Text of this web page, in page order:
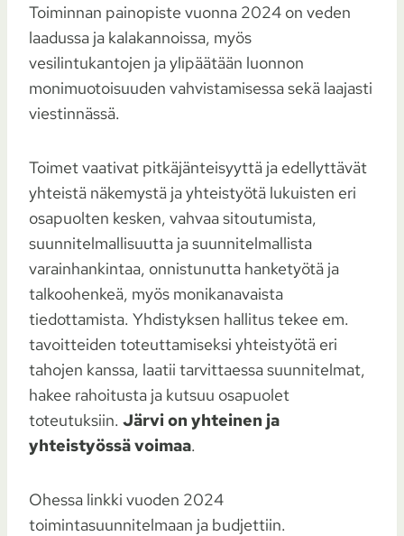
Toiminnan painopiste vuonna 2024 on veden
laadussa ja kalakannoissa, myös
vesilintukantojen ja ylipäätään luonnon
monimuotoisuuden vahvistamisessa sekä laajasti
viestinnässä.
Toimet vaativat pitkäjänteisyyttä ja edellyttävät
yhteistä näkemystä ja yhteistyötä lukuisten eri
osapuolten kesken, vahvaa sitoutumista,
suunnitelmallisuutta ja suunnitelmallista
varainhankintaa, onnistunutta hanketyötä ja
talkoohenkeä, myös monikanavaista
tiedottamista. Yhdistyksen hallitus tekee em.
tavoitteiden toteuttamiseksi yhteistyötä eri
tahojen kanssa, laatii tarvittaessa suunnitelmat,
hakee rahoitusta ja kutsuu osapuolet
toteutuksiin. Järvi on yhteinen ja
yhteistyössä voimaa.
Ohessa linkki vuoden 2024
toimintasuunnitelmaan ja budjettiin.